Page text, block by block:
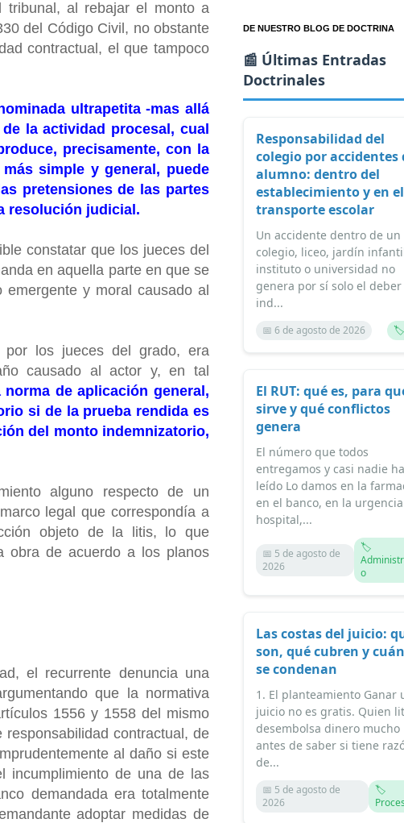
tribunal, al rebajar el monto a
del Código Civil, no obstante
contractual, el que tampoco
ultrapetita -mas allá
la actividad procesal, cual
precisamente, con la
simple y general, puede
pretensiones de las partes
resolución judicial.
constatar que los jueces del
en aquella parte en que se
emergente y moral causado al
por los jueces del grado, era
causado al actor y, en tal
de aplicación general,
si de la prueba rendida es
del monto indemnizatorio,
alguno respecto de un
legal que correspondía a
objeto de la litis, lo que
obra de acuerdo a los planos
el recurrente denuncia una
que la normativa
1556 y 1558 del mismo
contractual, de
al daño si este
incumplimiento de una de las
demandada era totalmente
adoptar medidas de
DE NUESTRO BLOG DE DOCTRINA
📰 Últimas Entradas
Doctrinales
Responsabilidad del
colegio por accidentes
alumno: dentro del
establecimiento y en el
transporte escolar
Un accidente dentro de un
colegio, liceo, jardín
instituto o universidad no
genera por sí solo el deber
ind...
📅 6 de agosto de 2026 🏷️
El RUT: qué es, para
sirve y qué conflictos
genera
El número que todos
entregamos y casi nadie ha
leído Lo damos en la
en el banco, en la
hospital,...
📅 5 de agosto de
2026
🏷️
o
Las costas del juicio:
son, qué cubren y
se condenan
1. El planteamiento Ganar
juicio no es gratis. Quien
desembolsa dinero mucho
antes de saber si tiene
de...
📅 5 de agosto de
2026
🏷️